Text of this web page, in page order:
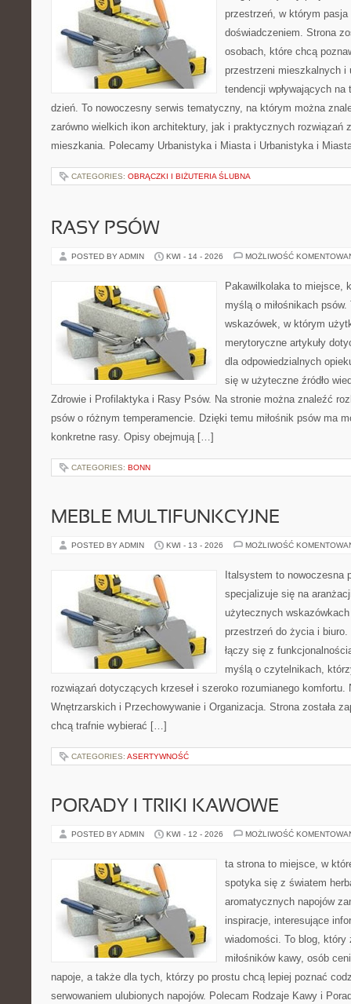
przestrzeń, w którym
doświadczeniem. Strona
osobach, które chcą
przestrzeni mieszkalnych i
tendencji wpływających
dzień. To nowoczesny serwis tematyczny, na którym można
zarówno wielkich ikon architektury, jak i praktycznych rozwiązań
mieszkania. Polecamy Urbanistyka i Miasta i Urbanistyka i
CATEGORIES: OBRĄCZKI I BIŻUTERIA ŚLUBNA
RASY PSÓW
POSTED BY ADMIN KWI - 14 - 2026 MOŻLIWOŚĆ
Pakawilkolaka to miejsce,
myślą o miłośnikach
wskazówek, w którym
merytoryczne artykuły
dla odpowiedzialnych
się w użyteczne źródło
Zdrowie i Profilaktyka i Rasy Psów. Na stronie można znaleźć
psów o różnym temperamencie. Dzięki temu miłośnik psów ma
konkretne rasy. Opisy obejmują […]
CATEGORIES: BONN
MEBLE MULTIFUNKCYJNE
POSTED BY ADMIN KWI - 13 - 2026 MOŻLIWOŚĆ
Italsystem to nowoczesna
specjalizuje się na
użytecznych
przestrzeń do życia i
łączy się z
myślą o czytelnikach,
rozwiązań dotyczących krzeseł i szeroko rozumianego
Wnętrzarskich i Przechowywanie i Organizacja. Strona została
chcą trafnie wybierać […]
CATEGORIES: ASERTYWNOŚĆ
PORADY I TRIKI KAWOWE
POSTED BY ADMIN KWI - 12 - 2026 MOŻLIWOŚĆ
ta strona to miejsce, w
spotyka się z światem
aromatycznych napojów
inspiracje, interesujące
wiadomości. To blog, który
miłośników kawy, osób
napoje, a także dla tych, którzy po prostu chcą lepiej poznać
serwowaniem ulubionych napojów. Polecam Rodzaje Kawy i